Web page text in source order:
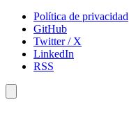
Política de privacidad
GitHub
Twitter / X
LinkedIn
RSS